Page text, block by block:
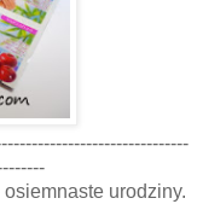
urodziny.